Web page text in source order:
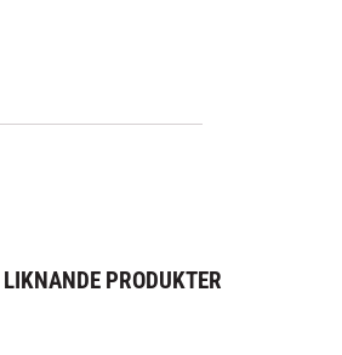
LIKNANDE PRODUKTER